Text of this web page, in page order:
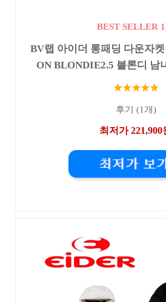
BEST SELLER 1
BV랩 아이더 롱패딩 다운자
ON BLONDIE2.5 블론디 남
★★★★★
후기 (1개)
최저가 221,900